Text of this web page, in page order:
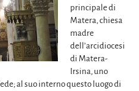
principale di
Matera, chiesa
madre
dell’arcidiocesi
di Matera-
Irsina, uno
al suo interno questo luogo di